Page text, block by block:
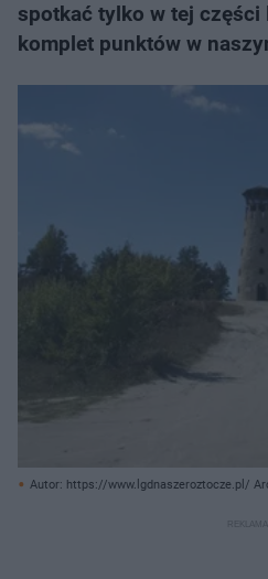
spotkać tylko w tej
komplet punktów w
Autor: https://www.lgdnaszeroztocze.pl/